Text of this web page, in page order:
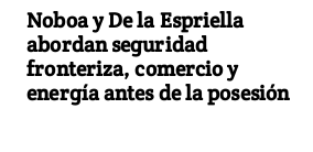
Noboa y De la Espriella
abordan seguridad
fronteriza, comercio y
energía antes de la posesión